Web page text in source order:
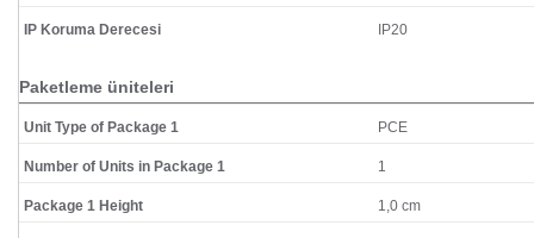
IP Koruma Derecesi IP20
Paketleme üniteleri
Unit Type of Package 1 PCE
Number of Units in Package 1 1
Package 1 Height 1,0 cm